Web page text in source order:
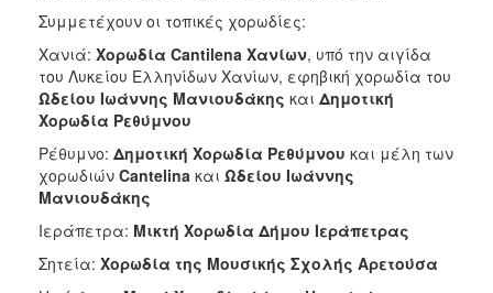
Συμμετέχουν οι τοπικές χορωδίες:
Χανιά: Χορωδία Cantilena Χανίων, υπό την αιγίδα
του Λυκείου Ελληνίδων Χανίων, εφηβική χορωδία του
Ωδείου Ιωάννης Μανιουδάκης και Δημοτική
Χορωδία Ρεθύμνου
Ρέθυμνο: Δημοτική Χορωδία Ρεθύμνου και μέλη των
χορωδιών Cantelina και Ωδείου Ιωάννης
Μανιουδάκης
Ιεράπετρα: Μικτή Χορωδία Δήμου Ιεράπετρας
Σητεία: Χορωδία της Μουσικής Σχολής Αρετούσα